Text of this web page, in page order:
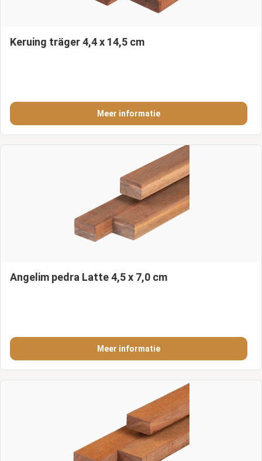
Keruing träger 4,4 x 14,5 cm
Meer informatie
Angelim pedra Latte 4,5 x 7,0 cm
Meer informatie